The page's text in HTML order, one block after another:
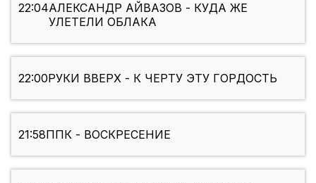
22:04АЛЕКСАНДР АЙВАЗОВ - КУДА ЖЕ
УЛЕТЕЛИ ОБЛАКА
22:00РУКИ ВВЕРХ - К ЧЕРТУ ЭТУ ГОРДОСТЬ
21:58ППК - ВОСКРЕСЕНИЕ